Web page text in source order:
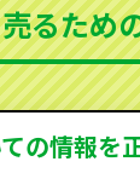
１０か国に独
社物流網、自
ンがかかりま
るため
の情報を